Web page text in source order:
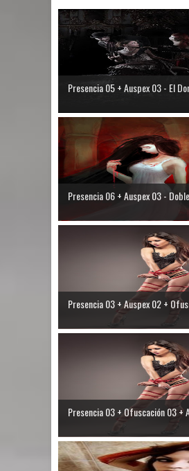
Presencia 05 + Auspex 03 - El Don
Presencia 06 + Auspex 03 - Doble
Presencia 03 + Auspex 02 +
Presencia 03 + Ofuscación 03 +